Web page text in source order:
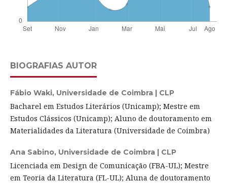
BIOGRAFIAS AUTOR
Fábio Waki, Universidade de Coimbra | CLP
Bacharel em Estudos Literários (Unicamp); Mestre em
Estudos Clássicos (Unicamp); Aluno de doutoramento em
Materialidades da Literatura (Universidade de Coimbra)
Ana Sabino, Universidade de Coimbra | CLP
Licenciada em Design de Comunicação (FBA-UL); Mestre
em Teoria da Literatura (FL-UL); Aluna de doutoramento